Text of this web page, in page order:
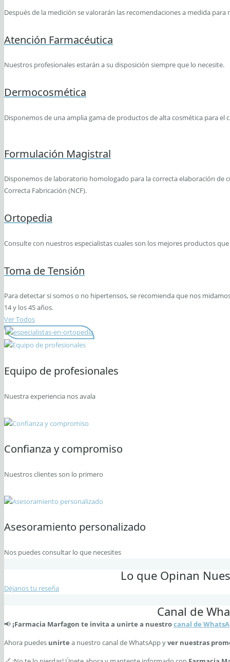
Después de la medición se valorarán las recomendaciones a medida
Atención Farmacéutica
Nuestros profesionales estarán a su disposición siempre que lo necesite.
Dermocosmética
Disponemos de una amplia gama de productos de alta cosmética para el
Formulación Magistral
Disponemos de laboratorio homologado para la correcta elaboración de
Correcta Fabricación (NCF).
Ortopedia
Consulte con nuestros especialistas cuales son los mejores productos
Toma de Tensión
Para detectar si somos o no hipertensos, se recomienda que nos
14 y los 45 años.
Ver Todos
Equipo de profesionales
Nuestra experiencia nos avala
Confianza y compromiso
Nuestros clientes son lo primero
Asesoramiento personalizado
Nos puedes consultar lo que necesites
Lo que Opinan
Déjanos tu reseña
Canal de
📢 ¡Farmacia Marfagon te invita a unirte a nuestrocanal de
Ahora puedes unirte a nuestro canal de WhatsApp yver nuestras